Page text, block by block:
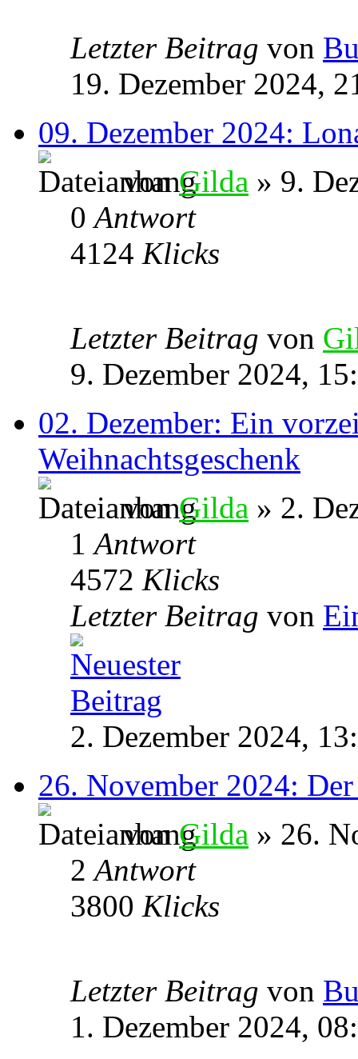
Letzter Beitrag von
19. Dezember 2024,
09. Dezember 2024:
vonGilda » 9.
0Antwort
4124 Klicks
Letzter Beitrag von
9. Dezember 2024,
02. Dezember: Ein
Weihnachtsgeschenk
vonGilda » 2.
1Antwort
4572 Klicks
Letzter Beitrag von
2. Dezember 2024,
26. November 2024: Der
vonGilda » 26.
2Antwort
3800 Klicks
Letzter Beitrag von
1. Dezember 2024,